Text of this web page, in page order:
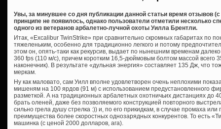
Увы, за минувшее со дня публикации данной статьи время отзывов
принципе не появилось, однако пользователи отметили несколько
одного из ветеранов арбалетно-лучной охоты Уилла Брентли.
Итак, «Excalibur TwinStrike» при сравнительно скромных габаритах по
тяжеленьким, особенно для традиционно легкого и потому
этом он, опять-таки как рекурсив, выдает по нынешним временам
360 fps (110 м/с), причем коротким 16,5-дюймовым болтом массой всего
наконечник). В результате «дульная энергия» составляет 135 Дж, что
меркам.
Ну как маловато, сам Уилл вполне удовлетворен очень неплохими
мишеням на 100 ярдов (91 м) с использованием предустановленного
разметкой. А на традиционных арбалетных охотничьих дистанциях до
брать оленей, даже без позволяемого конструкцией повторного
сильно грела душу стрелка :)) и, по его прикидкам, в случае промаха
преимущества более скоростных однозарядных конкурентов. То есть
машинка (с ценой 2000 долларов, ага).